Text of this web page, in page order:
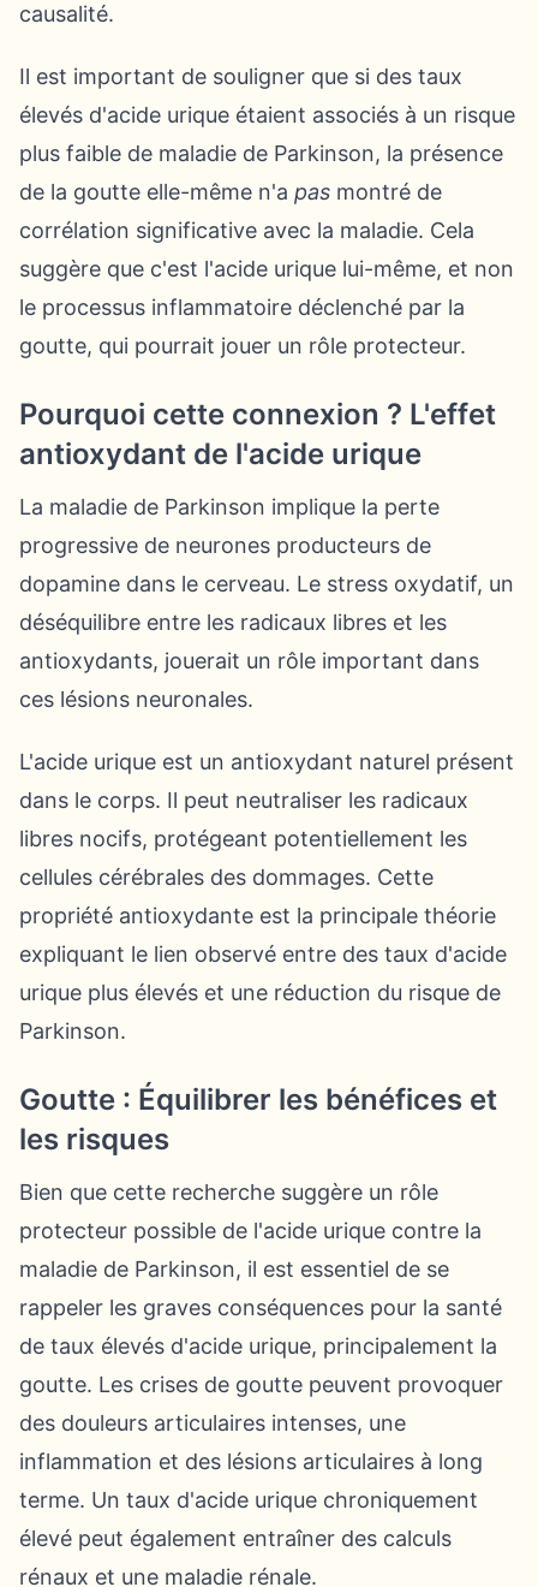
causalité.
Il est important de souligner que si des taux
élevés d'acide urique étaient associés à un risque
plus faible de maladie de Parkinson, la présence
de la goutte elle-même n'a pas montré de
corrélation significative avec la maladie. Cela
suggère que c'est l'acide urique lui-même, et non
le processus inflammatoire déclenché par la
goutte, qui pourrait jouer un rôle protecteur.
Pourquoi cette connexion ? L'effet
antioxydant de l'acide urique
La maladie de Parkinson implique la perte
progressive de neurones producteurs de
dopamine dans le cerveau. Le stress oxydatif, un
déséquilibre entre les radicaux libres et les
antioxydants, jouerait un rôle important dans
ces lésions neuronales.
L'acide urique est un antioxydant naturel présent
dans le corps. Il peut neutraliser les radicaux
libres nocifs, protégeant potentiellement les
cellules cérébrales des dommages. Cette
propriété antioxydante est la principale théorie
expliquant le lien observé entre des taux d'acide
urique plus élevés et une réduction du risque de
Parkinson.
Goutte : Équilibrer les bénéfices et
les risques
Bien que cette recherche suggère un rôle
protecteur possible de l'acide urique contre la
maladie de Parkinson, il est essentiel de se
rappeler les graves conséquences pour la santé
de taux élevés d'acide urique, principalement la
goutte. Les crises de goutte peuvent provoquer
des douleurs articulaires intenses, une
inflammation et des lésions articulaires à long
terme. Un taux d'acide urique chroniquement
élevé peut également entraîner des calculs
rénaux et une maladie rénale.